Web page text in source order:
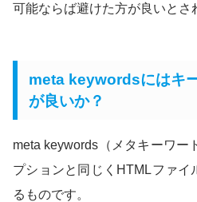
可能ならば避けた方が良いとさ
meta keywordsにはキ
が良いか？
meta keywords（メタキーワー
プションと同じくHTMLファイ
るものです。